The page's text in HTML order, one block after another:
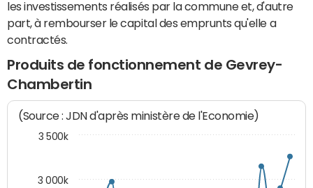
les investissements réalisés par la commune et, d'autre
part, à rembourser le capital des emprunts qu'elle a
contractés.
Produits de fonctionnement de Gevrey-
Chambertin
(Source : JDN d'après ministère de l'Economie)
3 000k
3 500k